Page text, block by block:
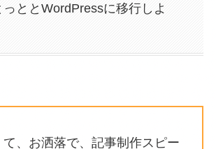
ととWordPressに移行しよ
て、お洒落で、記事制作スピー